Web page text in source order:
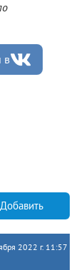
в
Добавить
2022 г. 11:57